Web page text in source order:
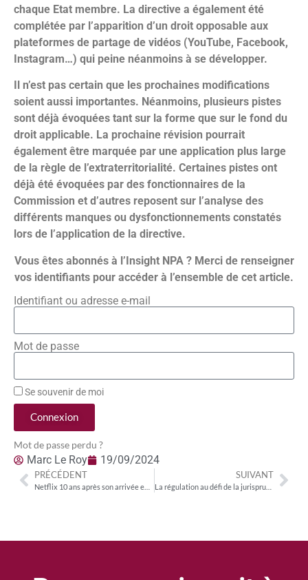
chaque Etat membre. La directive a également été
complétée par l’apparition d’un droit opposable aux
plateformes de partage de vidéos (YouTube, Facebook,
Instagram…) qui peine néanmoins à se développer.
Il n’est pas certain que les prochaines modifications
soient aussi importantes. Néanmoins, plusieurs pistes
sont déjà évoquées tant sur la forme que sur le fond du
droit applicable. La prochaine révision pourrait
également être marquée par une application plus large
de la règle de l’extraterritorialité. Certaines pistes ont
déjà été évoquées par des fonctionnaires de la
Commission et d’autres reposent sur l’analyse des
différents manques ou dysfonctionnements constatés
lors de l’application de la directive.
Vous êtes abonnés à l’Insight NPA ? Merci de renseigner
vos identifiants pour accéder à l’ensemble de cet article.
Identifiant ou adresse e-mail
Mot de passe
Se souvenir de moi
Connexion
Mot de passe perdu ?
Marc Le Roy 19/09/2024
PRÉCÉDENT SUIVANT
La régulation au défi de la jurisprudence Komm Austria et du principe du pays d’origine